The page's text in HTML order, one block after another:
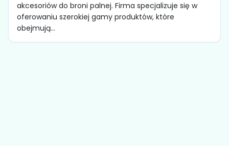
akcesoriów do broni palnej. Firma specjalizuje się w
oferowaniu szerokiej gamy produktów, które
obejmują...